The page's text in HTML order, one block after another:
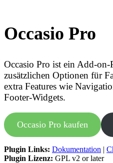
Occasio Pro
Occasio Pro ist ein Add-
zusätzlichen Optionen für
extra Features wie
Footer-Widgets.
Occasio Pro kaufen
Plugin Links: Dokumentation |
Plugin Lizenz: GPL v2 or later